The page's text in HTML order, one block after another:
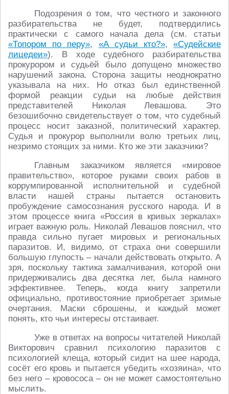
Подозрения о том, что честного и законного
разбирательства не будет, подтвердились
практически с самого начала дела (см. статьи
«Топором по перу», «А судьи кто?»,«Судейские
лицедеи»). В ходе судебного разбирательства
прокурором и судьёй было допущено множество
нарушений закона. Сторона защиты неоднократно
указывала на них. Но отказ был единственной
формой реакции судьи на любые действия
представителей Николая Левашова. Это
безошибочно свидетельствует о том, что судебный
процесс носит заказной, политический характер.
Судья и прокурор выполнили волю третьих лиц,
незримо стоящих за ними. Кто же эти заказчики?
Главным заказчиком является «мировое
правительство», которое руками своих рабов в
коррумпированной исполнительной и судебной
власти нашей страны пытается остановить
пробуждение самосознания русского народа. И в
этом процессе книга «Россия в кривых зеркалах»
играет важную роль. Николай Левашов пояснил, что
правда сильно пугает мировых и региональных
паразитов. И, видимо, от страха они совершили
большую глупость – начали действовать открыто. А
зря, поскольку тактика замалчивания, которой они
придерживались два десятка лет, была намного
эффективнее. Теперь, когда книгу запретили
официально, противостояние приобретает зримые
очертания. Маски сброшены, и каждый может
понять, кто чьи интересы отстаивает.
Уже в ответах на вопросы читателей Николай
Викторович сравнил психологию паразитов с
психологией клеща, который сидит на шее народа,
сосёт его кровь и пытается убедить «хозяина», что
без него – кровососа – он не может самостоятельно
мыслить.